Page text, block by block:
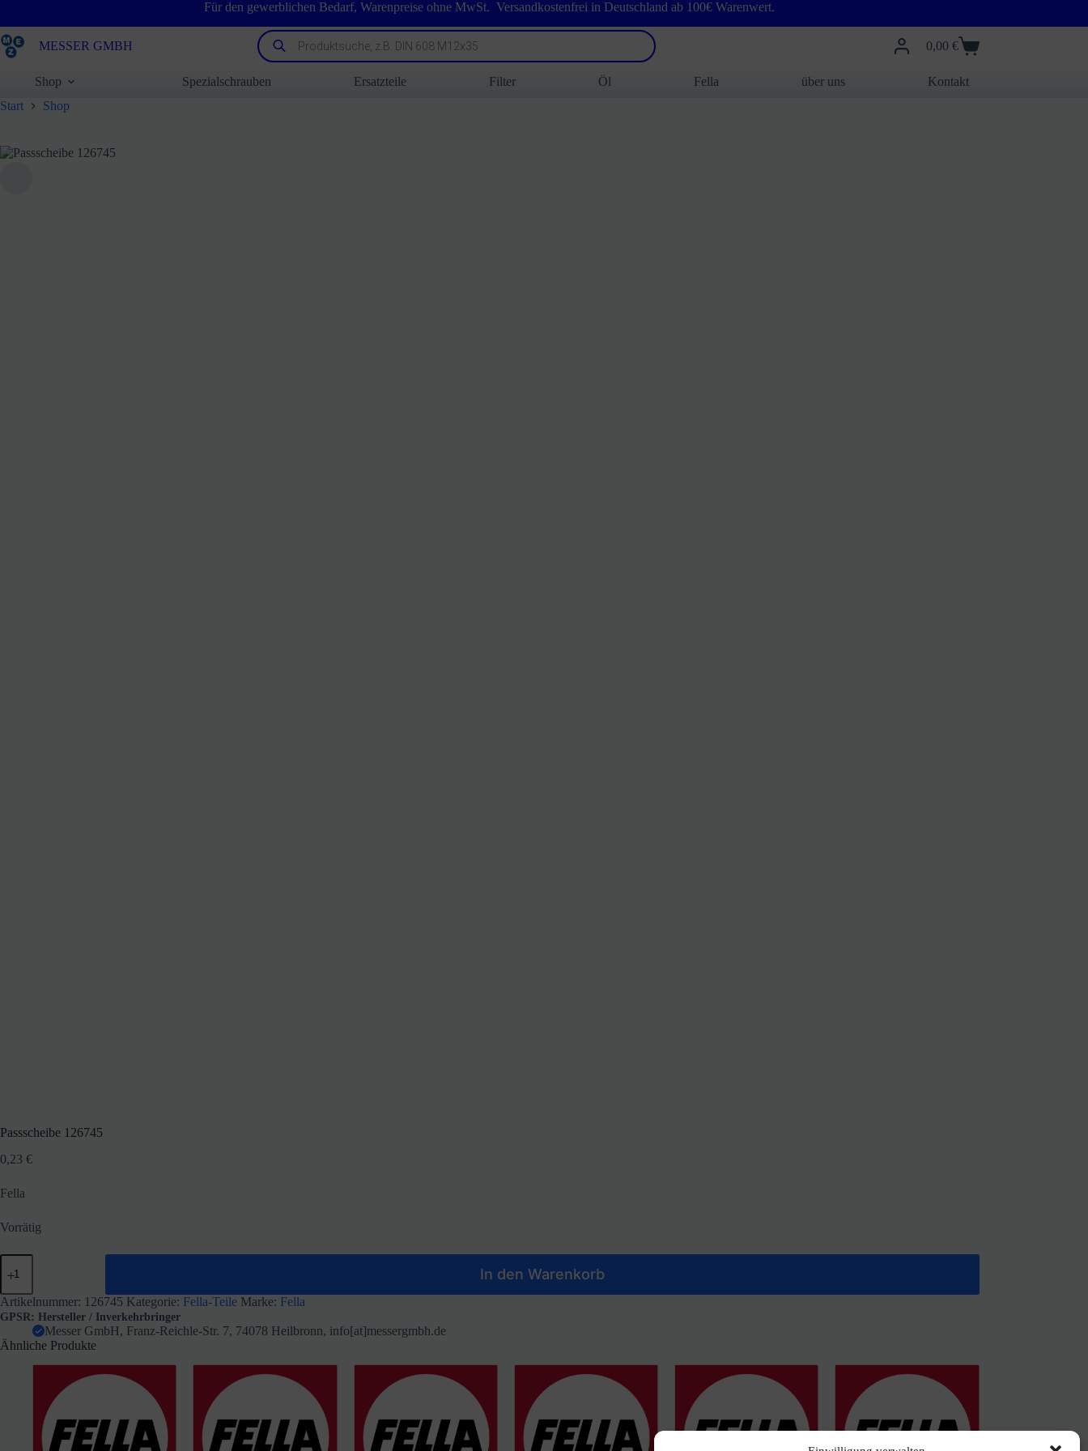
springen
Für den gewerblichen Bedarf, Warenpreise ohne MwSt. Versandkostenfrei in Deutschland ab 100€ Warenwert.
MESSER GMBH
Products
search
Warenkorb
0,00 €
Shop Spezialschrauben Ersatzteile Filter Öl Fella über uns
Kontakt
Start
Shop
Passscheibe 126745
0,23 €
Fella
Vorrätig
Passscheibe
126745
In den Warenkorb
Artikelnummer: 126745 Kategorie: Fella-Teile Marke: Fella
GPSR: Hersteller / Inverkehrbringer
Messer GmbH, Franz-Reichle-Str. 7, 74078 Heilbronn, info[at]messergmbh.de
Ähnliche Produkte